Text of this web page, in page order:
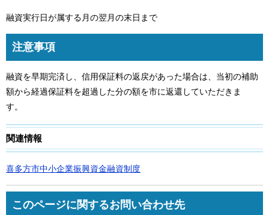
融資実行日が属する月の翌月の末日まで
注意事項
融資を早期完済し、信用保証料の返戻があった場合は、当初の補助
額から経過保証料を超過した分の額を市に返還していただきま
す。
関連情報
喜多方市中小企業振興資金融資制度​
このページに関するお問い合わせ先